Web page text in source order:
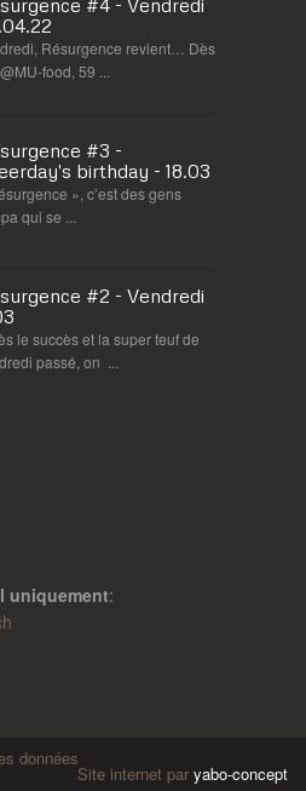
Résurgence revient… Dès
food, 59 ...
#3 -
birthday - 18.03
», c’est des gens
qui se ...
#2 - Vendredi
le succès et la super teuf de
passé, on ...
uniquement:
données
Site internet par yabo-concept